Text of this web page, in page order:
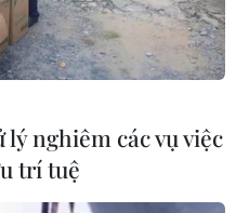
cận vaccine.
nghiêm các vụ việc
trí tuệ